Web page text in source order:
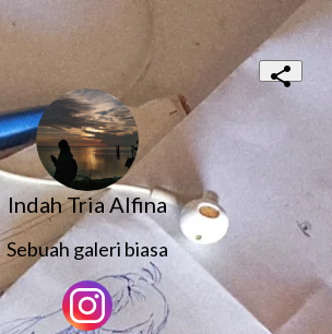
Indah Tria Alfina
Sebuah galeri biasa